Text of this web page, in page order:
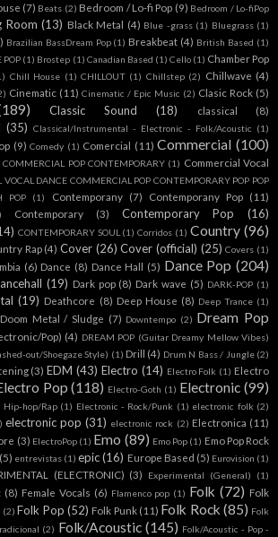
(7) Beats (2) Bedroom / Lo-fi Pop (9) Bedroom / Lo-fiPop
Room (13) Black Metal (4) Blue -grass (1) Bluegrass (1)
Brazilian BassDream Pop (1) Breakbeat (4) British Based (1)
POP (1) Brostep (1) Canadian Based (1) Cello (1) Chamber Pop
Chill House (1) CHILLOUT (1) Chillstep (2) Chillwave (4)
Cinematic (11) Cinematic / Epic Music (2) Clasic Rock (5)
Classic Sound (18) classical (8)
(35) Classical/Instrumental - Electronic - Folk/Acoustic (1)
(9) Comedy (1) Comercial (11) Commercial (100)
COMMERCIAL POP CONTEMPORARY (1) Commercial Vocal
DANCE COMMERCIAL POP CONTEMPORARY POP POP
POP
(1) Contemporany (7) Contemporany Pop (11)
Contemporary (3) Contemporary Pop
(16)
CONTEMPORARY SOUL (1) Corridos (1) Country (96)
Rap (4) Cover (26) Cover (official) (25) Covers (1)
(6) Dance (8) Dance Hall (5) Dance Pop (204)
(19) Dark pop (8) Dark wave (5) DARK-POP (1)
(19) Deathcore (8) Deep House (8) Deep Trance (1)
Doom Metal / Sludge (7) Downtempo (2) Dream Pop
Pop) (4) DREAM POP (Guitar Dreamy Mellow Vibes)
out/Shoegaze Style) (1) Drill (4) Drum N Bass / Jungle (2)
(3) EDM (43) Electro (14) Electro Folk (1) Electro
Pop (118) Electro-Goth (1) Electronic (99)
Hip-hop/Rap (1) Electronic - Rock/Punk (1) electronic folk (2)
electronic pop (31) electronic rock (2) Electronica (11)
(3) ElectroPop (1) Emo (89) Emo Pop (1) Emo Pop Rock
(5) entrevistas (1) epic (16) Europe Based (5) Eurovision (1)
(ELECTRONIC) (3) Experimental (General) (1)
(8) Female Vocals (6) Flamenco pop (1) Folk (72) Folk
(2) Folk Pop (52) Folk Punk (11) Folk Rock (85) Folk
(2) Folk/Acoustic (145) Folk/Acoustic - Pop -